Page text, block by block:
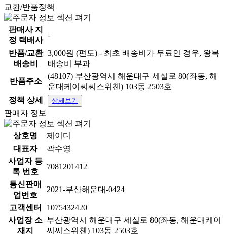
교환/반품정책
판매사 지
정 택배사
-
반품/교환
배송비
3,000원 (편도) - 최초 배송비가 무료인 경우, 왕복
배송비 부과
반품주소
(48107) 부산광역시 해운대구 세실로 80(좌동, 해
운대케이씨씨스위첸) 103동 2503호
정책 상세
상세보기
판매자 정보
상호명
제이디
대표자
곽수영
사업자 등
록 번호
7081201412
통신판매
업번호
2021-부산해운대-0424
고객센터
1075432420
사업장 소
재지
부산광역시 해운대구 세실로 80(좌동, 해운대케이
씨씨스위첸) 103동 2503호